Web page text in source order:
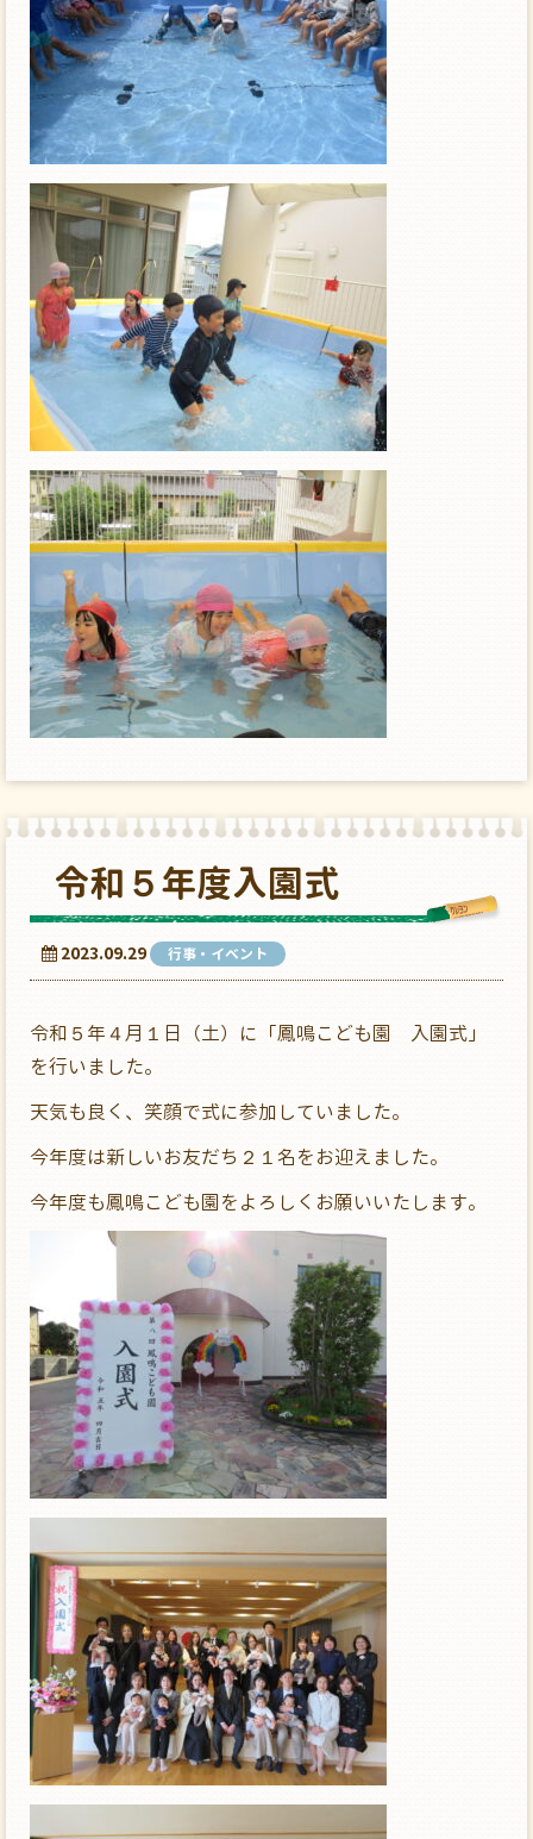
令和５年度入園式
2023.09.29 行事・イベント
令和５年４月１日（土）に「鳳鳴こども園 入園式」
を行いました。
天気も良く、笑顔で式に参加していました。
今年度は新しいお友だち２１名をお迎えました。
今年度も鳳鳴こども園をよろしくお願いいたします。